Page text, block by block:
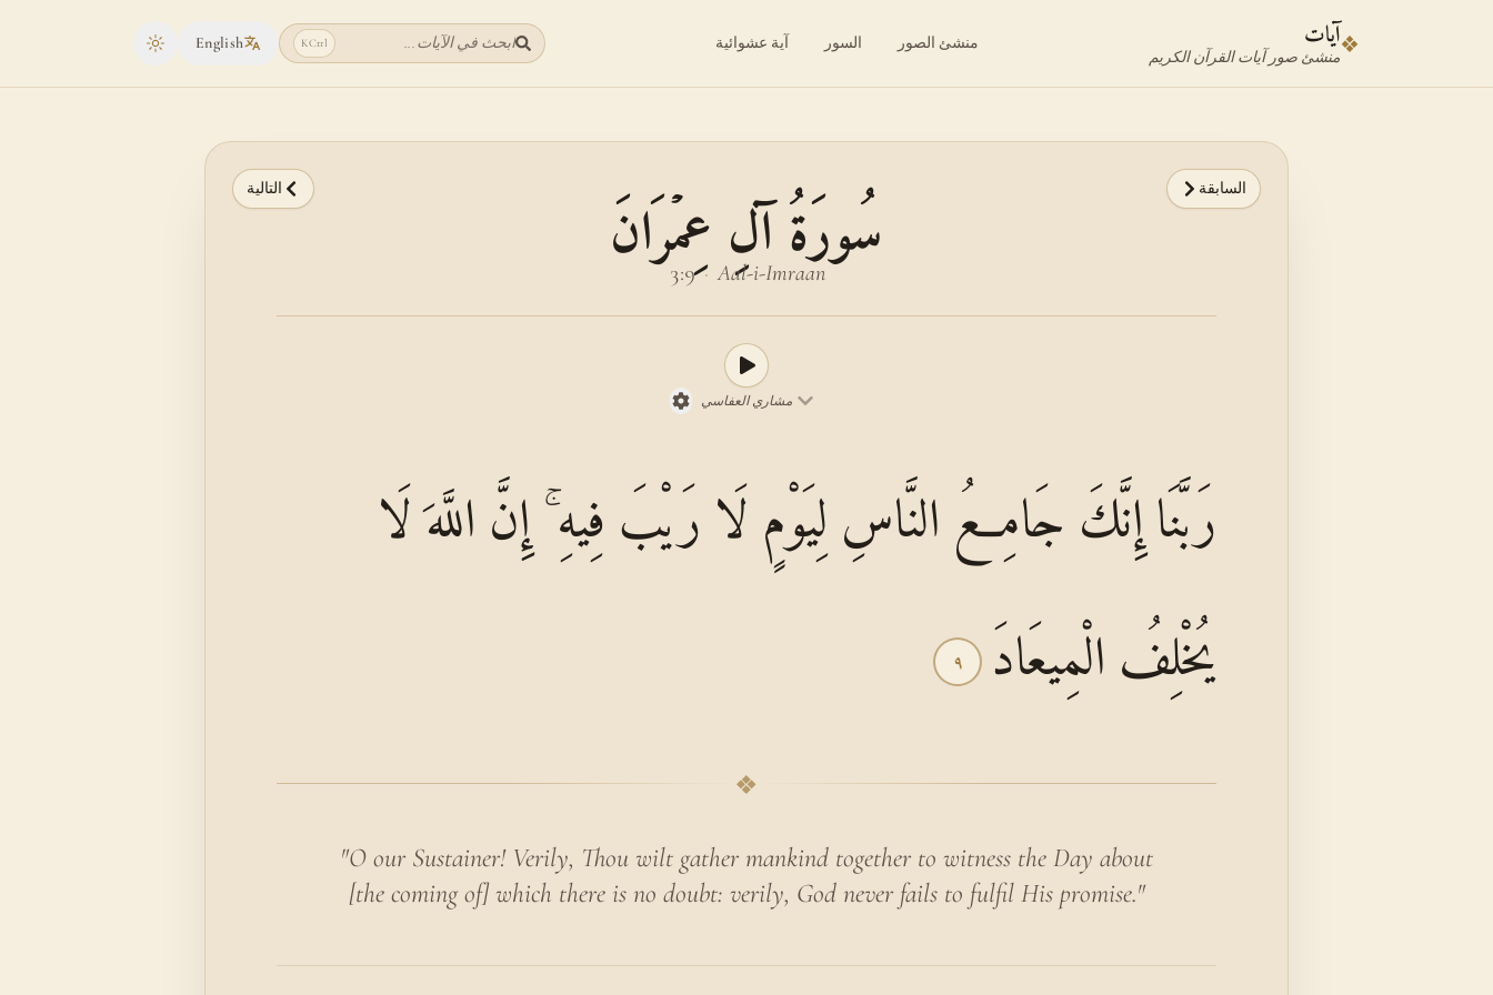
❖آيات
منشئ صور آيات القرآن الكريم
منشئ الصور السور آية عشوائية ابحث في الآيات... Ctrl
K
English
Toggle theme
السابقة التالية
سُورَةُ آلِ عِمۡرَانَ
Aal-i-Imraan
·
3:9
مشاري العفاسي
رَبَّنَا إِنَّكَ جَامِعُ النَّاسِ لِيَوْمٍ لَا رَيْبَ فِيهِ ۚ إِنَّ اللَّهَ لَا
يُخْلِفُ الْمِيعَادَ ٩
❖
"O our Sustainer! Verily, Thou wilt gather mankind together to witness the Day about
[the coming of] which there is no doubt: verily, God never fails to fulfil His promise."